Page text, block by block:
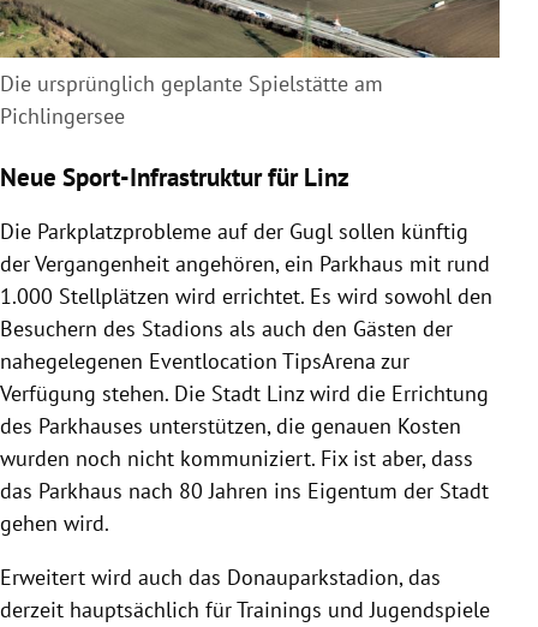
Die ursprünglich geplante Spielstätte am
Pichlingersee
Neue Sport-Infrastruktur für Linz
Die Parkplatzprobleme auf der Gugl sollen künftig
der Vergangenheit angehören, ein Parkhaus mit rund
1.000 Stellplätzen wird errichtet. Es wird sowohl den
Besuchern des Stadions als auch den Gästen der
nahegelegenen Eventlocation TipsArena zur
Verfügung stehen. Die Stadt Linzwird die Errichtung
des Parkhauses unterstützen, die genauen Kosten
wurden noch nicht kommuniziert. Fix ist aber, dass
das Parkhaus nach 80 Jahren ins Eigentum der Stadt
gehen wird.
Erweitert wird auch das Donauparkstadion, das
derzeit hauptsächlich für Trainings und Jugendspiele